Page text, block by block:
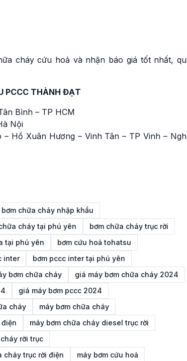
cháy cứu hoả và nhận báo giá tốt nhất,
PCCC THÀNH ĐẠT
Bình – TP HCM
Nội
– Hồ Xuân Hương – Vinh Tân – TP Vinh –
bơm chữa cháy nhập khẩu
cháy tại phú yên
bơm chữa cháy trục rời
tại phú yên
bơm cứu hoả tohatsu
inter
bơm pccc inter tại phú yên
bơm chữa cháy
giá máy bơm chữa cháy 2024
giá máy bơm pccc 2024
cháy
máy bơm chữa cháy
máy bơm chữa cháy diesel trục rời
rời trục
cháy trục rời điện
máy bơm cứu hoả